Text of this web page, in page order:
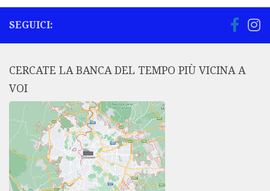
SEGUICI:
CERCATE LA BANCA DEL TEMPO PIÙ VICINA A
VOI